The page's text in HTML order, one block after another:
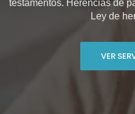
testamentos. Herencias de
Ley de
VER